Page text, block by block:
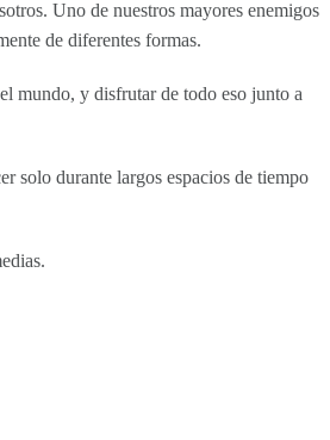
Uno de nuestros mayores enemigos
de diferentes formas.
mundo, y disfrutar de todo eso junto a
solo durante largos espacios de tiempo